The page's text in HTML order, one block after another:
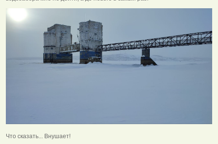
Что сказать... Внушает!